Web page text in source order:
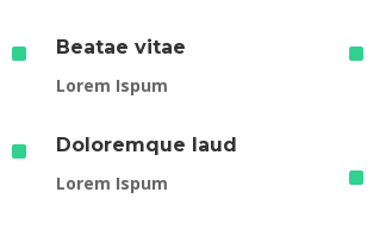
^
Beatae vitae
Lorem Ispum
^
Doloremque laud
Lorem Ispum
^
^